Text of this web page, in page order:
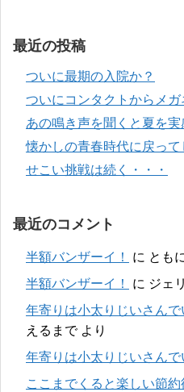
最近の投稿
ついに最期の入院か？
ついにコンタクトからメガ
あの鳴き声を聞くと夏を実
懐かしの青春時代に戻って
せこい挑戦は続く・・・
最近のコメント
半額バンザーイ！ に とも
半額バンザーイ！
に ジェ
年寄りは小太りじいさんで
えるまでより
年寄りは小太りじいさんで
ここまでくると楽しい節約